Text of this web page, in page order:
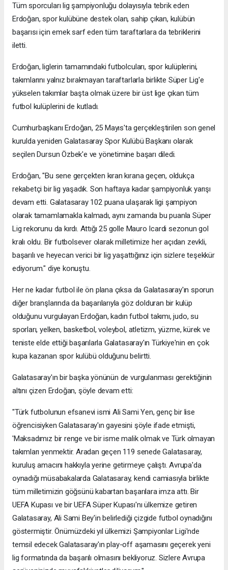
Tüm sporcuları lig şampiyonluğu dolayısıyla tebrik eden
Erdoğan, spor kulübüne destek olan, sahip çıkan, kulübün
başarısı için emek sarf eden tüm taraftarlara da tebriklerini
iletti.
Erdoğan, liglerin tamamındaki futbolcuları, spor kulüplerini,
takımlarını yalnız bırakmayan taraftarlarla birlikte Süper Lig'e
yükselen takımlar başta olmak üzere bir üst lige çıkan tüm
futbol kulüplerini de kutladı.
Cumhurbaşkanı Erdoğan, 25 Mayıs'ta gerçekleştirilen son genel
kurulda yeniden Galatasaray Spor Kulübü Başkanı olarak
seçilen Dursun Özbek'e ve yönetimine başarı diledi.
Erdoğan, "Bu sene gerçekten kıran kırana geçen, oldukça
rekabetçi bir lig yaşadık. Son haftaya kadar şampiyonluk yarışı
devam etti. Galatasaray 102 puana ulaşarak ligi şampiyon
olarak tamamlamakla kalmadı, aynı zamanda bu puanla Süper
Lig rekorunu da kırdı. Attığı 25 golle Mauro Icardi sezonun gol
kralı oldu. Bir futbolsever olarak milletimize her açıdan zevkli,
başarılı ve heyecan verici bir lig yaşattığınız için sizlere teşekkür
ediyorum." diye konuştu.
Her ne kadar futbol ile ön plana çıksa da Galatasaray'ın sporun
diğer branşlarında da başarılarıyla göz dolduran bir kulüp
olduğunu vurgulayan Erdoğan, kadın futbol takımı, judo, su
sporları, yelken, basketbol, voleybol, atletizm, yüzme, kürek ve
teniste elde ettiği başarılarla Galatasaray'ın Türkiye'nin en çok
kupa kazanan spor kulübü olduğunu belirtti.
Galatasaray'ın bir başka yönünün de vurgulanması gerektiğinin
altını çizen Erdoğan, şöyle devam etti:
"Türk futbolunun efsanevi ismi Ali Sami Yen, genç bir lise
öğrencisiyken Galatasaray'ın gayesini şöyle ifade etmişti,
'Maksadımız bir renge ve bir isme malik olmak ve Türk olmayan
takımları yenmektir. Aradan geçen 119 senede Galatasaray,
kuruluş amacını hakkıyla yerine getirmeye çalıştı. Avrupa'da
oynadığı müsabakalarda Galatasaray, kendi camiasıyla birlikte
tüm milletimizin göğsünü kabartan başarılara imza attı. Bir
UEFA Kupası ve bir UEFA Süper Kupası'nı ülkemize getiren
Galatasaray, Ali Sami Bey'in belirlediği çizgide futbol oynadığını
göstermiştir. Önümüzdeki yıl ülkemizi Şampiyonlar Ligi'nde
temsil edecek Galatasaray'ın play-off aşamasını geçerek yeni
lig formatında da başarılı olmasını bekliyoruz. Sizlere Avrupa